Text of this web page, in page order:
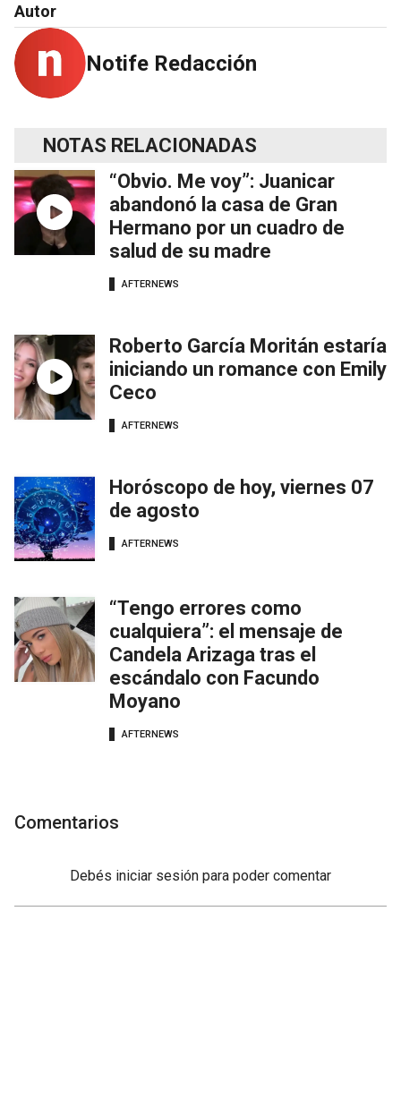
Autor
Notife Redacción
NOTAS RELACIONADAS
“Obvio. Me voy”: Juanicar
abandonó la casa de Gran
Hermano por un cuadro de
salud de su madre
AFTERNEWS
Roberto García Moritán estaría
iniciando un romance con Emily
Ceco
AFTERNEWS
Horóscopo de hoy, viernes 07
de agosto
AFTERNEWS
“Tengo errores como
cualquiera”: el mensaje de
Candela Arizaga tras el
escándalo con Facundo
Moyano
AFTERNEWS
Comentarios
Debés iniciar sesión para poder comentar